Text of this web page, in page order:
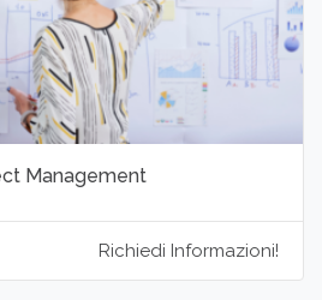
Management
Richiedi Informazioni!